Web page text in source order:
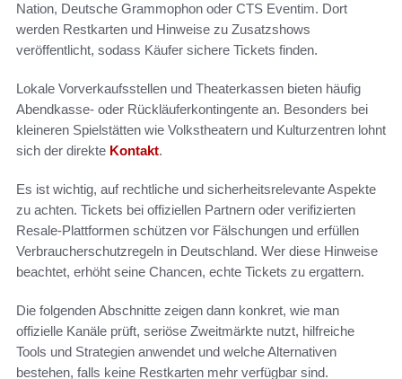
Nation, Deutsche Grammophon oder CTS Eventim. Dort
werden Restkarten und Hinweise zu Zusatzshows
veröffentlicht, sodass Käufer sichere Tickets finden.
Lokale Vorverkaufsstellen und Theaterkassen bieten häufig
Abendkasse- oder Rückläuferkontingente an. Besonders bei
kleineren Spielstätten wie Volkstheatern und Kulturzentren lohnt
sich der direkte Kontakt.
Es ist wichtig, auf rechtliche und sicherheitsrelevante Aspekte
zu achten. Tickets bei offiziellen Partnern oder verifizierten
Resale-Plattformen schützen vor Fälschungen und erfüllen
Verbraucherschutzregeln in Deutschland. Wer diese Hinweise
beachtet, erhöht seine Chancen, echte Tickets zu ergattern.
Die folgenden Abschnitte zeigen dann konkret, wie man
offizielle Kanäle prüft, seriöse Zweitmärkte nutzt, hilfreiche
Tools und Strategien anwendet und welche Alternativen
bestehen, falls keine Restkarten mehr verfügbar sind.